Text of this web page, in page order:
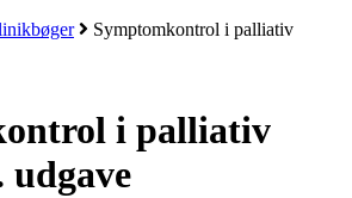
Symptomkontrol i palliativ
i palliativ
udgave